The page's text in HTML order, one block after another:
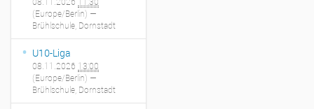
(Europe/Berlin) —
Brühlschule, Dornstadt
U10-Liga
08.11.2026 13:00
(Europe/Berlin) —
Brühlschule, Dornstadt